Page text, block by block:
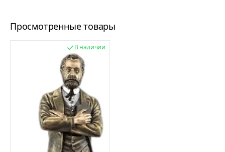
Просмотренные товары
В наличии